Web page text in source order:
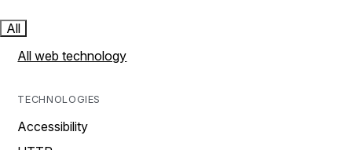
All
All web technology
TECHNOLOGIES
Accessibility